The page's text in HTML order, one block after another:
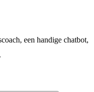
een handige chatbot,